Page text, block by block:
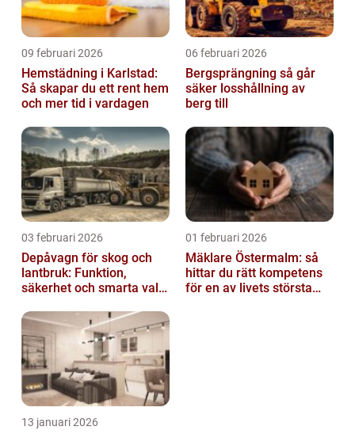
09 februari 2026
Hemstädning i Karlstad:
Så skapar du ett rent hem
och mer tid i vardagen
06 februari 2026
Bergsprängning så går
säker losshållning av
berg till
03 februari 2026
Depåvagn för skog och
lantbruk: Funktion,
säkerhet och smarta val
01 februari 2026
Mäklare Östermalm: så
hittar du rätt kompetens
för en av livets största
13 januari 2026